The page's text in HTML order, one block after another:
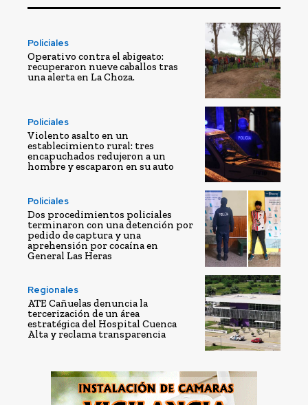
Policiales
Operativo contra el abigeato:
recuperaron nueve caballos tras
una alerta en La Choza.
Policiales
Violento asalto en un
establecimiento rural: tres
encapuchados redujeron a un
hombre y escaparon en su auto
Policiales
Dos procedimientos policiales
terminaron con una detención por
pedido de captura y una
aprehensión por cocaína en
General Las Heras
Regionales
ATE Cañuelas denuncia la
tercerización de un área
estratégica del Hospital Cuenca
Alta y reclama transparencia